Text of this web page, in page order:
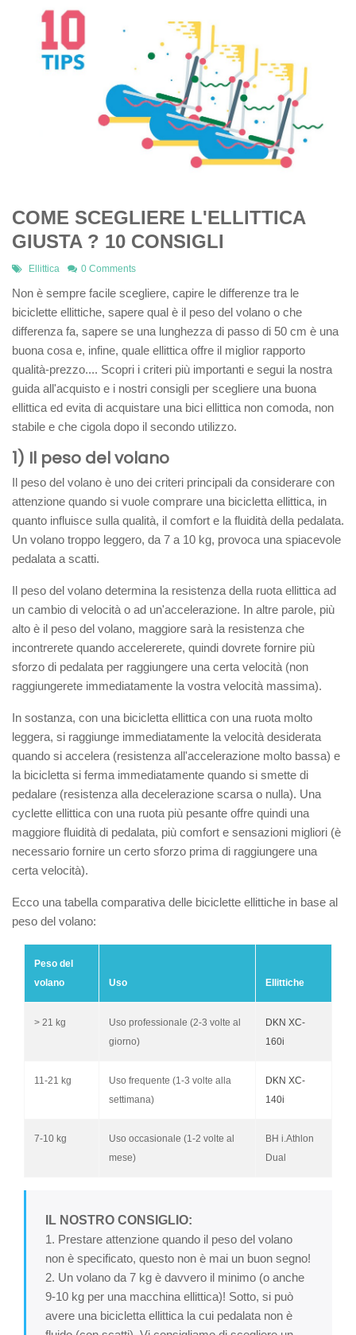
COME SCEGLIERE L'ELLITTICA
GIUSTA ? 10 CONSIGLI
Ellittica 0 Comments
Non è sempre facile scegliere, capire le differenze tra le
biciclette ellittiche, sapere qual è il peso del volano o che
differenza fa, sapere se una lunghezza di passo di 50 cm è una
buona cosa e, infine, quale ellittica offre il miglior rapporto
qualità-prezzo.... Scopri i criteri più importanti e segui la nostra
guida all'acquisto e i nostri consigli per scegliere una buona
ellittica ed evita di acquistare una bici ellittica non comoda, non
stabile e che cigola dopo il secondo utilizzo.
1) Il peso del volano
Il peso del volano è uno dei criteri principali da considerare con
attenzione quando si vuole comprare una bicicletta ellittica, in
quanto influisce sulla qualità, il comfort e la fluidità della pedalata.
Un volano troppo leggero, da 7 a 10 kg, provoca una spiacevole
pedalata a scatti.
Il peso del volano determina la resistenza della ruota ellittica ad
un cambio di velocità o ad un'accelerazione. In altre parole, più
alto è il peso del volano, maggiore sarà la resistenza che
incontrerete quando accelererete, quindi dovrete fornire più
sforzo di pedalata per raggiungere una certa velocità (non
raggiungerete immediatamente la vostra velocità massima).
In sostanza, con una bicicletta ellittica con una ruota molto
leggera, si raggiunge immediatamente la velocità desiderata
quando si accelera (resistenza all'accelerazione molto bassa) e
la bicicletta si ferma immediatamente quando si smette di
pedalare (resistenza alla decelerazione scarsa o nulla). Una
cyclette ellittica con una ruota più pesante offre quindi una
maggiore fluidità di pedalata, più comfort e sensazioni migliori (è
necessario fornire un certo sforzo prima di raggiungere una
certa velocità).
Ecco una tabella comparativa delle biciclette ellittiche in base al
peso del volano:
Peso del
volano
Uso Ellittiche
> 21 kg
Uso professionale (2-3 volte al
giorno)
DKN XC-
160i
11-21 kg
Uso frequente (1-3 volte alla
settimana)
DKN XC-
140i
7-10 kg
Uso occasionale (1-2 volte al
mese)
BH i.Athlon
Dual
IL NOSTRO CONSIGLIO:
1. Prestare attenzione quando il peso del volano
non è specificato, questo non è mai un buon segno!
2. Un volano da 7 kg è davvero il minimo (o anche
9-10 kg per una macchina ellittica)! Sotto, si può
avere una bicicletta ellittica la cui pedalata non è